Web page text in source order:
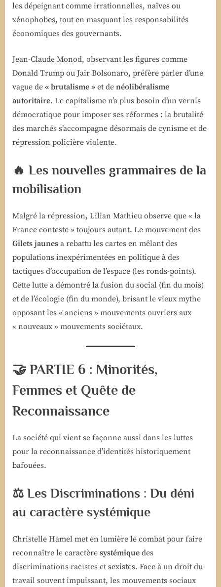
les dépeignant comme irrationnelles, naïves ou
xénophobes, tout en masquant les responsabilités
économiques des gouvernants.
Jean-Claude Monod, observant les figures comme
Donald Trump ou Jair Bolsonaro, préfère parler d’une
vague de « brutalisme » et de néolibéralisme
autoritaire. Le capitalisme n’a plus besoin d’un vernis
démocratique pour imposer ses réformes : la brutalité
des marchés s’accompagne désormais de cynisme et de
répression policière violente.
🔥 Les nouvelles grammaires de la
mobilisation
Malgré la répression, Lilian Mathieu observe que « la
France conteste » toujours autant. Le mouvement des
Gilets jaunes a rebattu les cartes en mêlant des
populations inexpérimentées en politique à des
tactiques d’occupation de l’espace (les ronds-points).
Cette lutte a démontré la fusion du social (fin du mois)
et de l’écologie (fin du monde), brisant le vieux mythe
opposant les « anciens » mouvements ouvriers aux
« nouveaux » mouvements sociétaux.
🤝 PARTIE 6 : Minorités,
Femmes et Quête de
Reconnaissance
La société qui vient se façonne aussi dans les luttes
pour la reconnaissance d’identités historiquement
bafouées.
⚖️ Les Discriminations : Du déni
au caractère systémique
Christelle Hamel met en lumière le combat pour faire
reconnaître le caractère systémique des
discriminations racistes et sexistes. Face à un droit du
travail souvent impuissant, les mouvements sociaux